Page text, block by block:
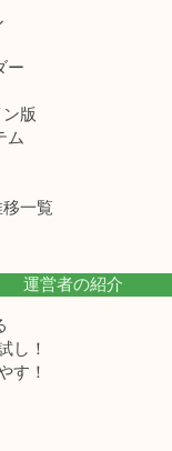
ー
版
ム
移一覧
運営者の紹介
し！
す！